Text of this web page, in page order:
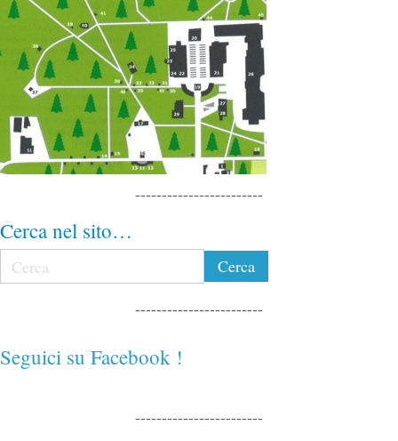
------------------------
Cerca nel sito…
------------------------
Seguici su Facebook !
------------------------